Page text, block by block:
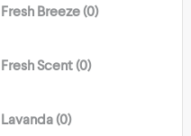
Fresh Breeze (0)
Fresh Scent (0)
Lavanda (0)